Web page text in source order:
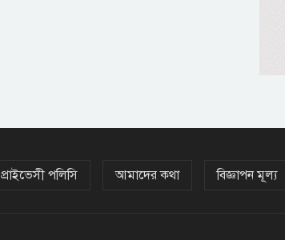
প্রাইভেসী পলিসি আমাদের কথা বিজ্ঞাপন মূল্য